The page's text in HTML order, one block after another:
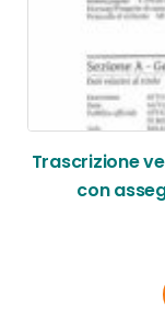
Trascrizione
con